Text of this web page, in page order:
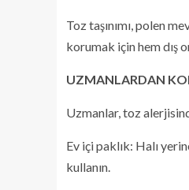
Toz taşınımı, polen
korumak için hem dış
UZMANLARDAN
Uzmanlar, toz
Ev içi paklık: Halı
kullanın.